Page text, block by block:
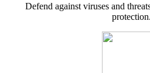
Defend against viruses and
protection.